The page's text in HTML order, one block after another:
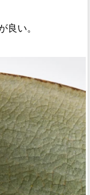
良い。